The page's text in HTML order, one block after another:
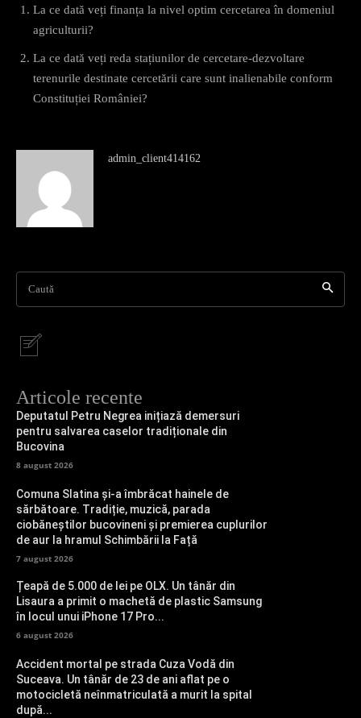
La ce dată veți finanța la nivel optim cercetarea în domeniul
agriculturii?
La ce dată veți reda stațiunilor de cercetare-dezvoltare
terenurile destinate cercetării care sunt inalienabile conform
Constituției României?
admin_client414162
Caută
Articole recente
Deputatul Petru Negrea inițiază demersuri
pentru salvarea caselor tradiționale din
Bucovina
8 august 2026
Comuna Slatina și-a îmbrăcat hainele de
sărbătoare. Tradiție, muzică, parada
ciobăneștilor bucovineni și premierea cuplurilor
de aur la hramul Schimbării la Față
7 august 2026
Țeapă de 5.000 de lei pe OLX. Un tânăr din
Lisaura a primit o machetă de plastic Samsung
în locul unui iPhone 17 Pro...
6 august 2026
Accident mortal pe strada Cuza Vodă din
Suceava. Un tânăr de 23 de ani aflat pe o
motocicletă neînmatriculată a murit la spital
după...